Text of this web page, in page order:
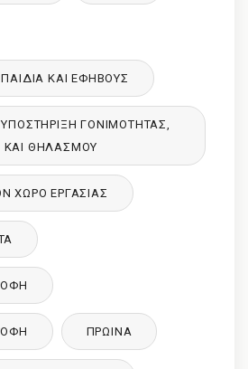
ΚΑΙ ΕΦΉΒΟΥΣ
ΓΟΝΙΜΌΤΗΤΑΣ,
ΘΗΛΑΣΜΟΎ
ΧΏΡΟ ΕΡΓΑΣΊΑΣ
ΠΡΩΙΝΑ